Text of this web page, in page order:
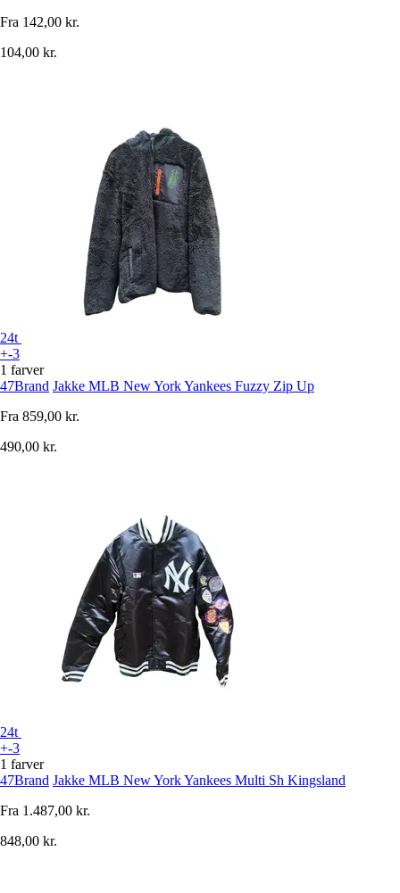
Fra 142,00 kr.
104,00 kr.
24t
+-3
1 farver
47Brand Jakke MLB New York Yankees Fuzzy Zip Up
Fra 859,00 kr.
490,00 kr.
24t
+-3
1 farver
47Brand Jakke MLB New York Yankees Multi Sh Kingsland
Fra 1.487,00 kr.
848,00 kr.